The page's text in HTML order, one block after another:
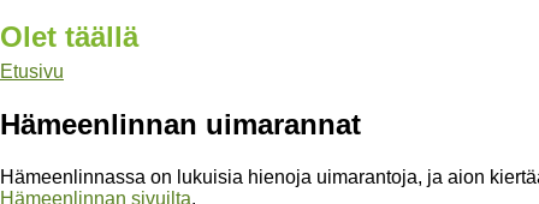
Olet täällä
Etusivu
Hämeenlinnan uimarannat
Hämeenlinnassa on lukuisia hienoja uimarantoja, ja aion
Hämeenlinnan sivuilta.